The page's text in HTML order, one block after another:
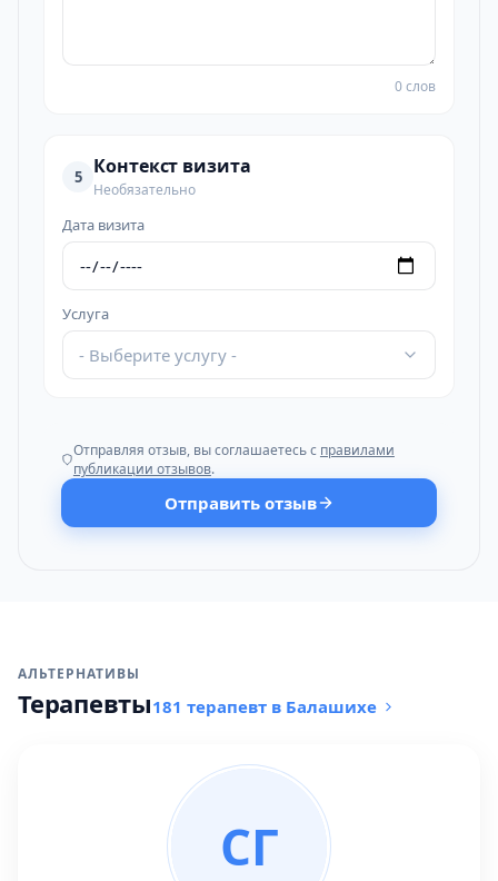
0 слов
5 Контекст визита
Необязательно
Дата визита
Услуга
- Выберите услугу -
Отправляя отзыв, вы соглашаетесь с правилами
публикации отзывов.
Отправить отзыв
АЛЬТЕРНАТИВЫ
Терапевты181 терапевт в Балашихе
СГ